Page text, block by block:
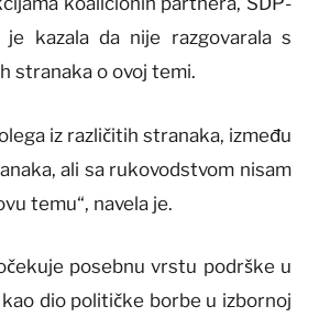
kazala da nije razgovarala s
stranaka o ovoj temi.
iz različitih stranaka, između
ali sa rukovodstvom nisam
temu“, navela je.
posebnu vrstu podrške u
dio političke borbe u izbornoj